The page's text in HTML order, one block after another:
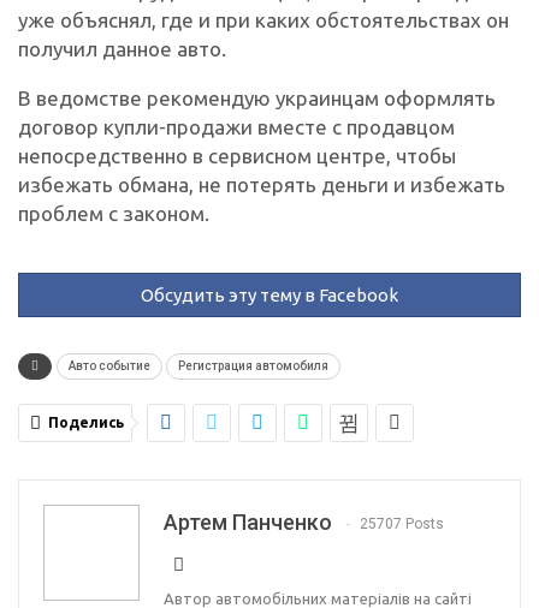
уже объяснял, где и при каких обстоятельствах он
получил данное авто.
В ведомстве рекомендую украинцам оформлять
договор купли-продажи вместе с продавцом
непосредственно в сервисном центре, чтобы
избежать обмана, не потерять деньги и избежать
проблем с законом.
Обсудить эту тему в Facebook
Авто событие Регистрация автомобиля
Поделись
Артем Панченко 25707 Posts
Автор автомобільних матеріалів на сайті